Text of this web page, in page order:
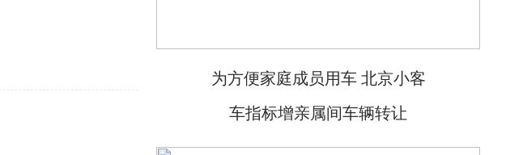
为方便家庭成员用车 北京小客
车指标增亲属间车辆转让